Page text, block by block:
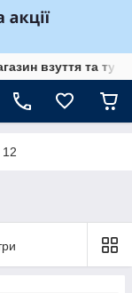
взуття та
12